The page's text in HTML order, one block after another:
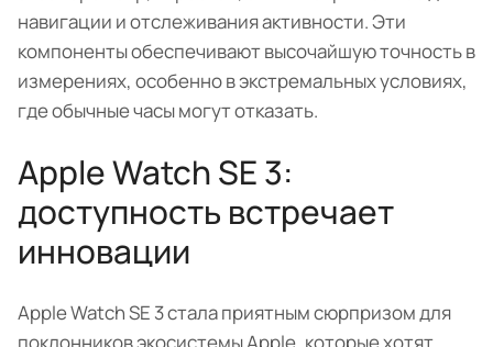
навигации и отслеживания активности. Эти
компоненты обеспечивают высочайшую точность в
измерениях, особенно в экстремальных условиях,
где обычные часы могут отказать.
Apple Watch SE 3:
доступность встречает
инновации
Apple Watch SE 3 стала приятным сюрпризом для